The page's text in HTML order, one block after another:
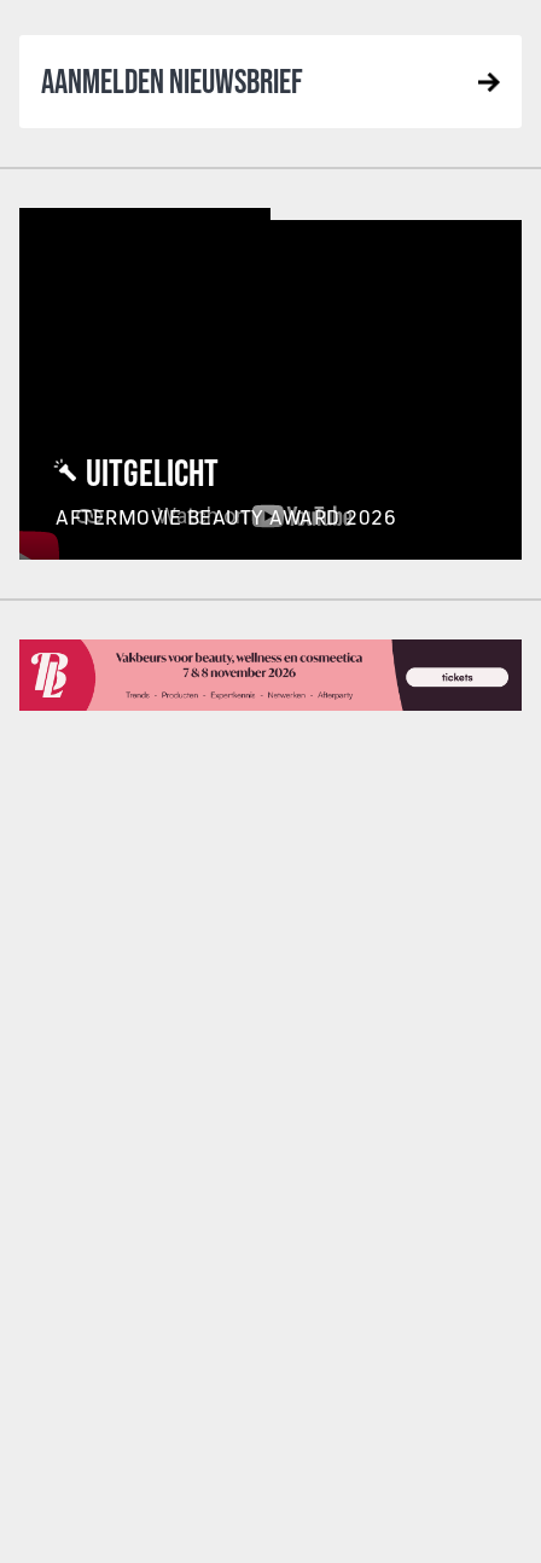
AANMELDEN NIEUWSBRIEF
UITGELICHT
AFTERMOVIE BEAUTY AWARD 2026